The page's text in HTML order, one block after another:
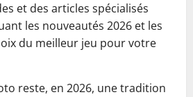
et des articles spécialisés
les nouveautés 2026 et les
du meilleur jeu pour votre
reste, en 2026, une tradition